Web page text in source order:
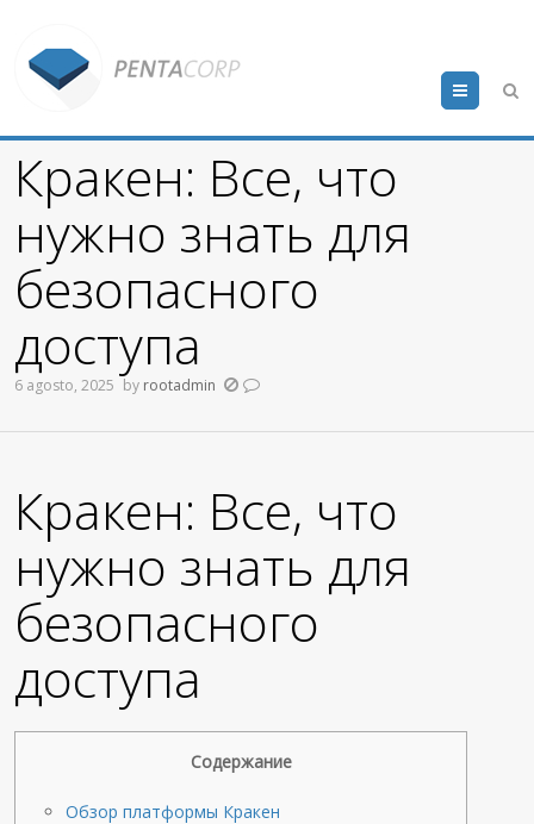
Menu
Кракен: Все, что
нужно знать для
безопасного
доступа
6 agosto, 2025 by rootadmin
Кракен: Все, что
нужно знать для
безопасного
доступа
Содержание
Обзор платформы Кракен